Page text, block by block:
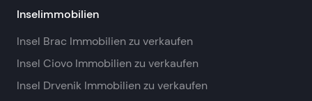
Inselimmobilien
Insel Brac Immobilien zu verkaufen
Insel Ciovo Immobilien zu verkaufen
Insel Drvenik Immobilien zu verkaufen